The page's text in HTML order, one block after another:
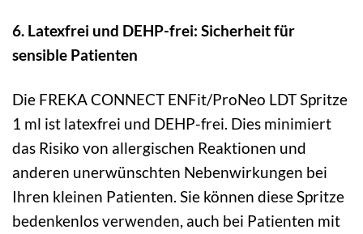
6. Latexfrei und DEHP-frei: Sicherheit für
sensible Patienten
Die FREKA CONNECT ENFit/ProNeo LDT Spritze
1 ml ist latexfrei und DEHP-frei. Dies minimiert
das Risiko von allergischen Reaktionen und
anderen unerwünschten Nebenwirkungen bei
Ihren kleinen Patienten. Sie können diese Spritze
bedenkenlos verwenden, auch bei Patienten mit